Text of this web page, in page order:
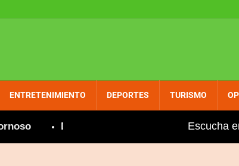
ENTRETENIMIENTO DEPORTES TURISMO
Desalojan farmacia de PROMESE/CAL en
Escucha